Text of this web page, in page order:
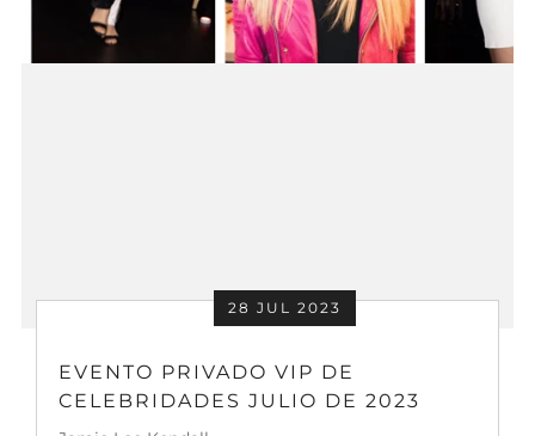
28 JUL 2023
EVENTO PRIVADO VIP DE
CELEBRIDADES JULIO DE 2023